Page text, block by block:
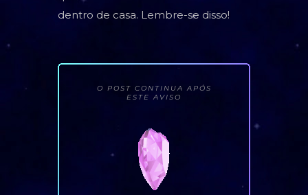
dentro de casa. Lembre-se disso!
O POST CONTINUA APÓS
ESTE AVISO